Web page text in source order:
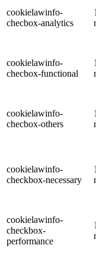
cookielawinfo-
checbox-analytics
cookielawinfo-
checbox-functional
cookielawinfo-
checbox-others
cookielawinfo-
checkbox-necessary
cookielawinfo-
checkbox-
performance